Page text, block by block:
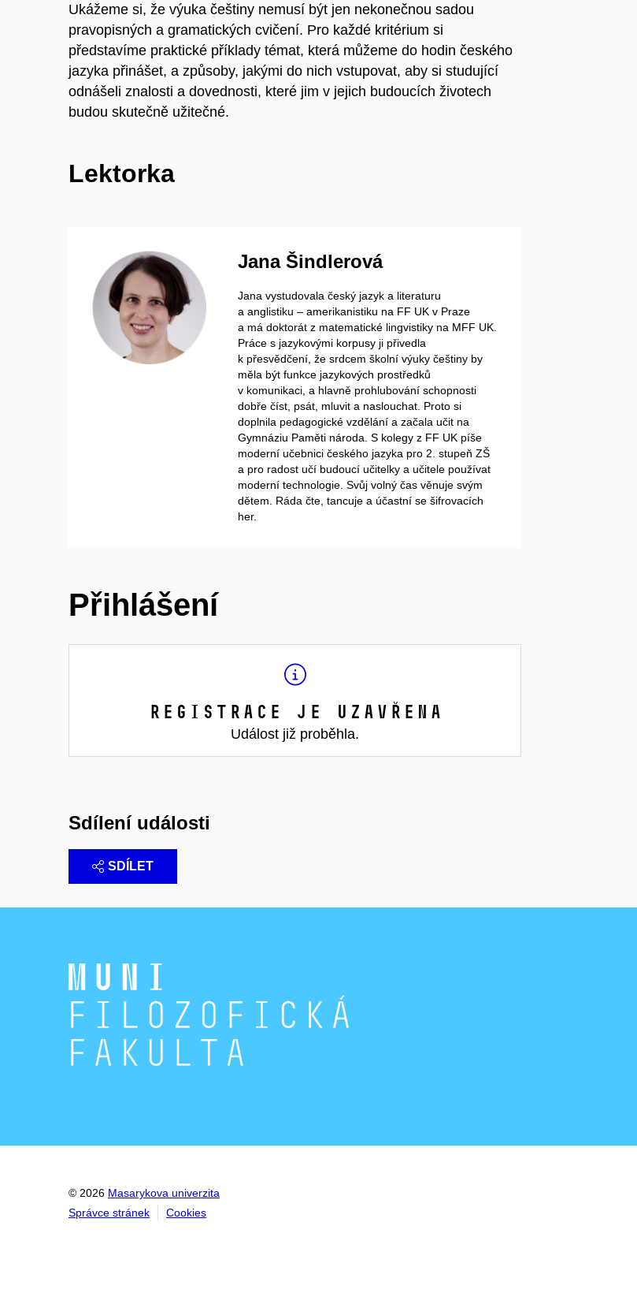
Ukážeme si, že výuka češtiny nemusí být jen nekonečnou sadou
pravopisných a gramatických cvičení. Pro každé kritérium si
představíme praktické příklady témat, která můžeme do hodin českého
jazyka přinášet, a způsoby, jakými do nich vstupovat, aby si studující
odnášeli znalosti a dovednosti, které jim v jejich budoucích životech
budou skutečně užitečné.
Lektorka
Jana Šindlerová
Jana vystudovala český jazyk a literaturu
a anglistiku – amerikanistiku na FF UK v Praze
a má doktorát z matematické lingvistiky na MFF UK.
Práce s jazykovými korpusy ji přivedla
k přesvědčení, že srdcem školní výuky češtiny by
měla být funkce jazykových prostředků
v komunikaci, a hlavně prohlubování schopnosti
dobře číst, psát, mluvit a naslouchat. Proto si
doplnila pedagogické vzdělání a začala učit na
Gymnáziu Paměti národa. S kolegy z FF UK píše
moderní učebnici českého jazyka pro 2. stupeň ZŠ
a pro radost učí budoucí učitelky a učitele používat
moderní technologie. Svůj volný čas věnuje svým
dětem. Ráda čte, tancuje a účastní se šifrovacích
her.
Přihlášení
Registrace je uzavřena
Událost již proběhla.
Sdílení události
SDÍLET
© 2026 Masarykova univerzita
Správce stránek
Cookies